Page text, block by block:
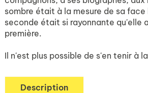
sombre était à la mesure de sa face
seconde était si rayonnante qu'elle
première.
Il n'est plus possible de s'en tenir à
Description